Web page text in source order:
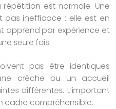
est normale. Une
pas inefficace : elle est en
apprend par expérience et
seule fois.
pas être identiques
crèche ou un accueil
différentes. L’important
cadre compréhensible.